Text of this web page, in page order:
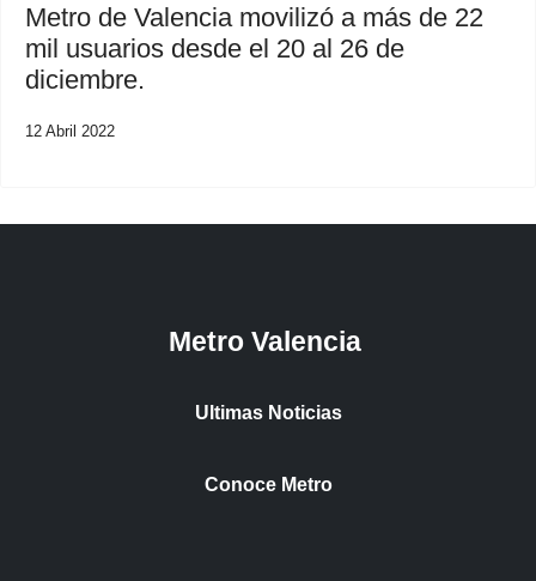
Metro de Valencia movilizó a más de 22
mil usuarios desde el 20 al 26 de
diciembre.
12 Abril 2022
Metro Valencia
Ultimas Noticias
Conoce Metro